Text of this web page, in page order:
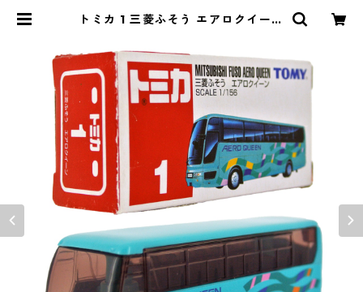
トミカ 1 三菱ふそう エアロクイーン